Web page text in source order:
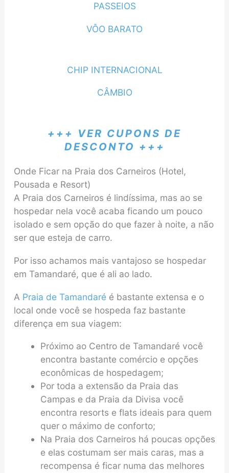
PASSEIOS
VÔO BARATO
CHIP INTERNACIONAL
CÂMBIO
+++ VER CUPONS DE
DESCONTO +++
Onde Ficar na Praia dos Carneiros (Hotel,
Pousada e Resort)
A Praia dos Carneiros é lindíssima, mas ao se
hospedar nela você acaba ficando um pouco
isolado e sem opção do que fazer à noite, a não
ser que esteja de carro.
Por isso achamos mais vantajoso se hospedar
em Tamandaré, que é ali ao lado.
A Praia de Tamandaréé bastante extensa e o
local onde você se hospeda faz bastante
diferença em sua viagem:
Próximo ao Centro de Tamandaré você
encontra bastante comércio e opções
econômicas de hospedagem;
Por toda a extensão da Praia das
Campas e da Praia da Divisa você
encontra resorts e flats ideais para quem
quer o máximo de conforto;
Na Praia dos Carneiros há poucas opções
e elas costumam ser mais caras, mas a
recompensa é ficar numa das melhores